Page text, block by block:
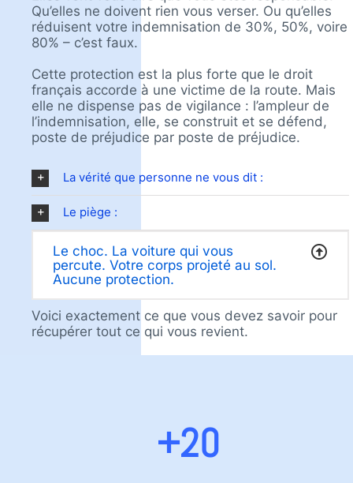
Qu’elles ne doivent rien vous verser. Ou qu’elles
réduisent votre indemnisation de 30%, 50%, voire
80% – c’est faux.
Cette protection est la plus forte que le droit
français accorde à une victime de la route. Mais
elle ne dispense pas de vigilance : l’ampleur de
l’indemnisation, elle, se construit et se défend,
poste de préjudice par poste de préjudice.
La vérité que personne ne vous dit :
Le piège :
Le choc. La voiture qui vous
percute. Votre corps projeté au sol.
Aucune protection.
Voici exactement ce que vous devez savoir pour
récupérer tout ce qui vous revient.
+20